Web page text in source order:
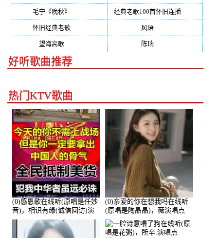
毛宁《晚秋》 经典老歌100首怀旧连播(134)
怀旧经典老歌 风语(132)
望海高歌 陈瑞(128)
好听歌曲推荐
热门KTV歌曲
(0)感恩歌在线听(原唱是任妙
音)，相识有缘(诚信回访)演
唱点播:161288次
(0)亲爱的你在想我吗在线听
(原唱是陶晶晶)，薇演唱点
播:159722次